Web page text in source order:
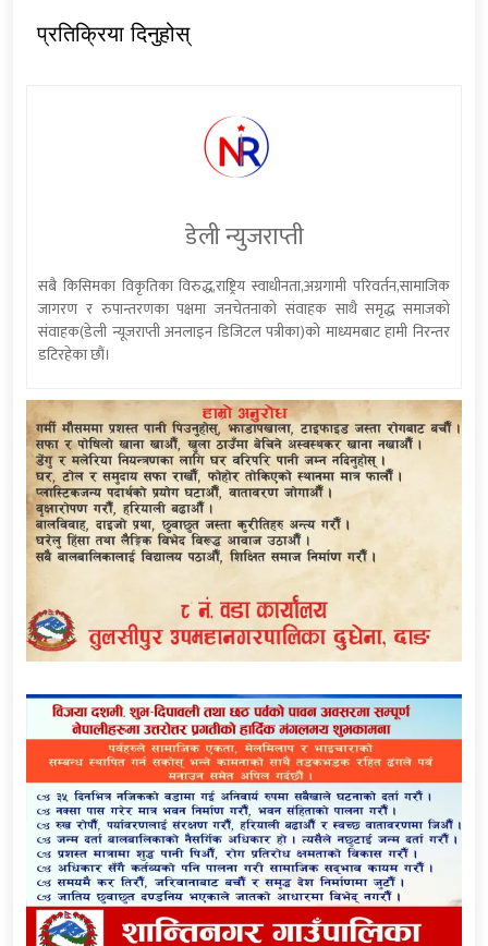
प्रतिक्रिया दिनुहोस्
डेली न्युजराप्ती
सबै किसिमका विकृतिका विरुद्ध,राष्ट्रिय स्वाधीनता,अग्रगामी परिवर्तन,सामाजिक
जागरण र रुपान्तरणका पक्षमा जनचेतनाको संवाहक साथै समृद्ध समाजको
संवाहक(डेली न्यूजराप्ती अनलाइन डिजिटल पत्रीका)को माध्यमबाट हामी निरन्तर
डटिरहेका छौं।